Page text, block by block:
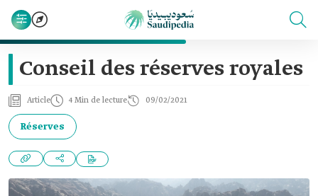
Conseil des réserves royales
Article 4 Min de lecture 09/02/2021
Réserves